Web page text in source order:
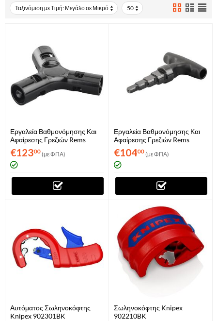
Ταξινόμιση με Τιμή: Μεγάλο σε Μικρό 50
Εργαλεία Βαθμονόμησης Και
Αφαίρεσης Γρεζιών Rems
KaliGrat H
€12300 (με ΦΠΑ)
Εργαλεία Βαθμονόμησης Και
Αφαίρεσης Γρεζιών Rems
KaliGrat R
€10400 (με ΦΠΑ)
Αυτόματος Σωληνοκόφτης
Knipex 902301BK
Σωληνοκόφτης Knipex
902210BK